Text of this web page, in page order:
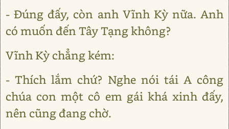
- Ðúng đấy, còn anh Vĩnh Kỳ nữa. Anh
có muốn đến Tây Tạng không?
Vĩnh Kỳ chẳng kém:
- Thích lắm chứ? Nghe nói tái A công
chúa con một cô em gái khá xinh đấy,
nên cũng đang chờ.